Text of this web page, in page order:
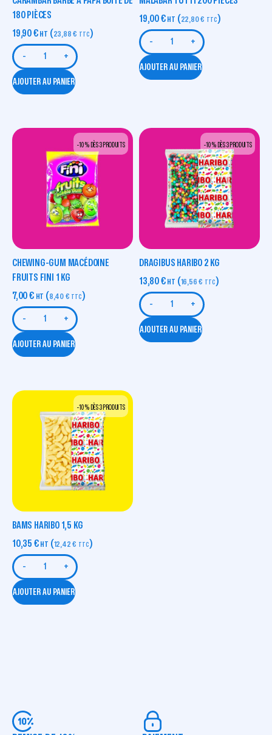
180 PIÈCES
19,90€ HT (23,88€ TTC)
- +
AJOUTER AU PANIER
19,00€ HT (22,80€ TTC)
- +
AJOUTER AU PANIER
-10 % DÈS 3 PRODUITS
CHEWING-GUM MACÉDOINE
FRUITS FINI 1 KG
7,00€ HT (8,40 € TTC)
- +
AJOUTER AU PANIER
-10 % DÈS 3 PRODUITS
DRAGIBUS HARIBO 2 KG
13,80€ HT (16,56€ TTC)
- +
AJOUTER AU PANIER
-10 % DÈS 3 PRODUITS
BAMS HARIBO 1,5 KG
10,35 € HT (12,42€ TTC)
- +
AJOUTER AU PANIER